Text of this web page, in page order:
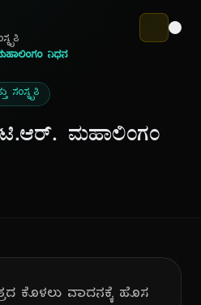
ನಿಧನ
ಸಂಸ್ಕೃತಿ
ಟಿ.ಆರ್. ಮಹಾಲಿಂಗಂ
ಕೊಳಲು ವಾದನಕ್ಕೆ ಹೊಸ